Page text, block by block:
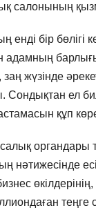
салонының
енді бір бөлігі
адамның
жүзінде
ел
құп
органдары
нәтижесінде
теңге